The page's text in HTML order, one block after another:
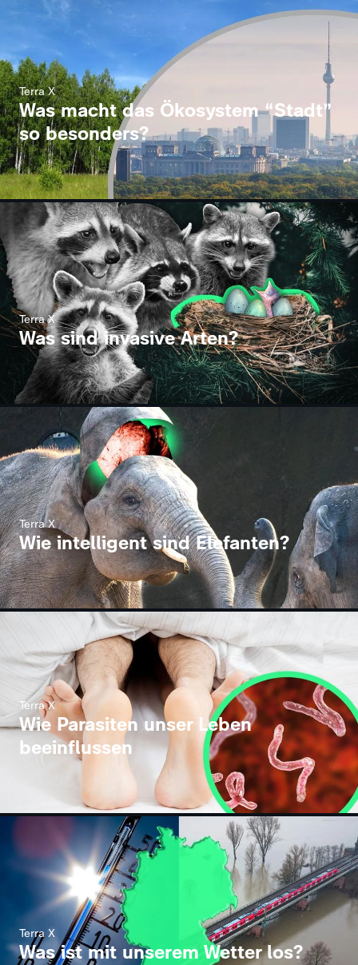
Terra X
Was macht das Ökosystem “Stadt”
so besonders?
Terra X
Was sind invasive Arten?
Terra X
Wie intelligent sind Elefanten?
Terra X
Wie Parasiten unser Leben
beeinflussen
Terra X
Was ist mit unserem Wetter los?